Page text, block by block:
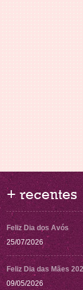
+ recentes
Feliz Dia dos Avós
25/07/2026
Feliz Dia das Mães
09/05/2026